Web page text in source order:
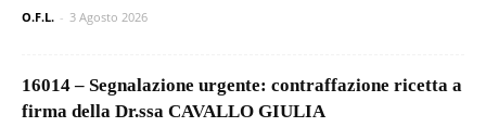
O.F.L. - 3 Agosto 2026
16014 – Segnalazione urgente: contraffazione ricetta a
firma della Dr.ssa CAVALLO GIULIA